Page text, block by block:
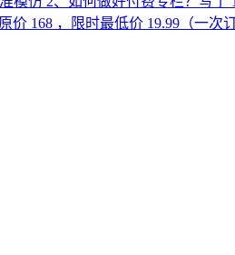
168 ，限时最低价 19.99（一